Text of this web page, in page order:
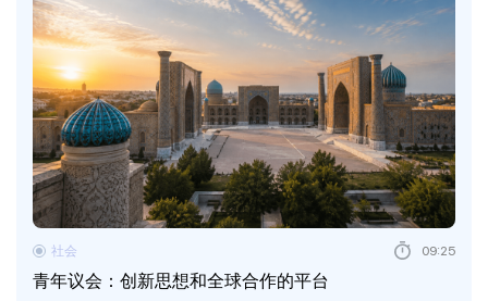
青年议会：创新思想和全球合作的平台
社会 09:25